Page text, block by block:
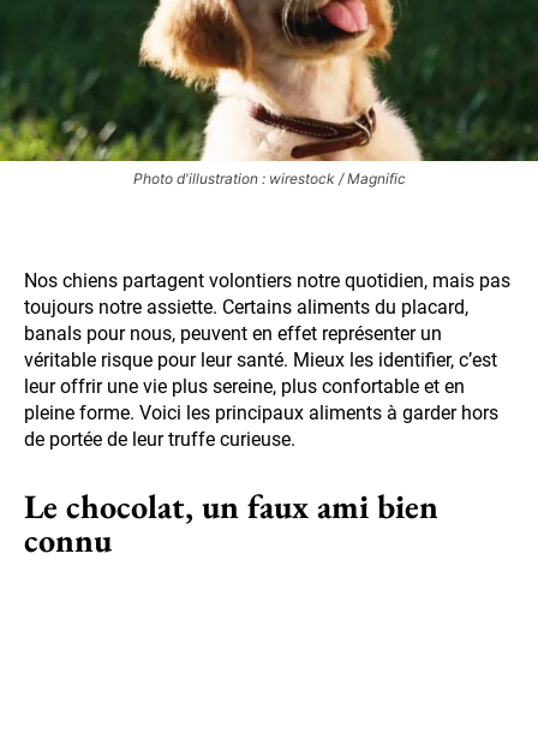
Photo d'illustration : wirestock / Magnific
Nos chiens partagent volontiers notre quotidien, mais pas
toujours notre assiette. Certains aliments du placard,
banals pour nous, peuvent en effet représenter un
véritable risque pour leur santé. Mieux les identifier, c’est
leur offrir une vie plus sereine, plus confortable et en
pleine forme. Voici les principaux aliments à garder hors
de portée de leur truffe curieuse.
Le chocolat, un faux ami bien
connu